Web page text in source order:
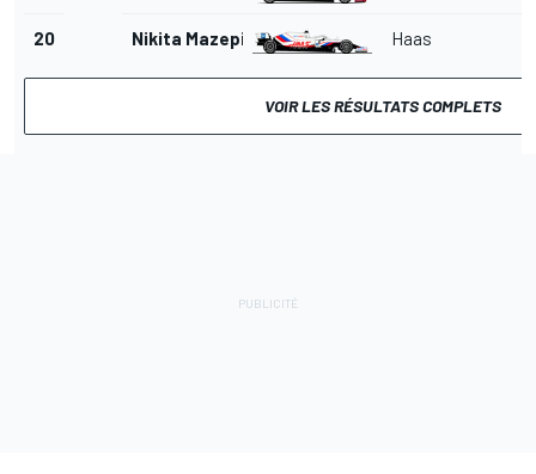
20 Nikita Mazepin Haas
VOIR LES RÉSULTATS COMPLETS